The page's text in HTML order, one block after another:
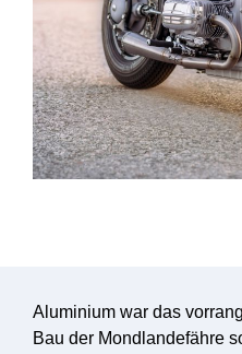
Aluminium war das
Bau der Mondlandefähre